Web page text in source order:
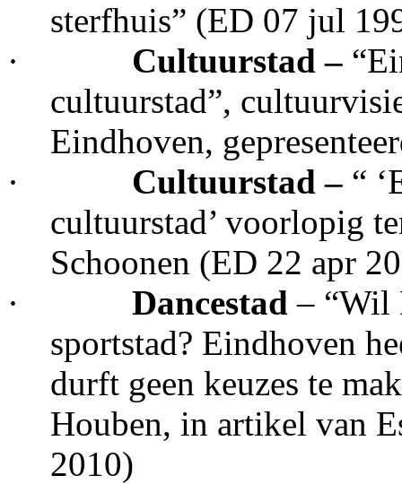
sterfhuis” (ED 07 jul
·
Cultuurstad –
cultuurstad”,
Eindhoven,
·
Cultuurstad – “
cultuurstad’ voorlopig
Schoonen (ED 22 apr
·
Dancestad– “Wil
sportstad? Eindhoven
durft geen keuzes te
Houben, in artikel van
2010)